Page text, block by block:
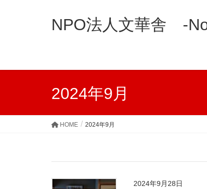
NPO法人文華舎 -
2024年9月
HOME 2024年9月
2024年9月28日